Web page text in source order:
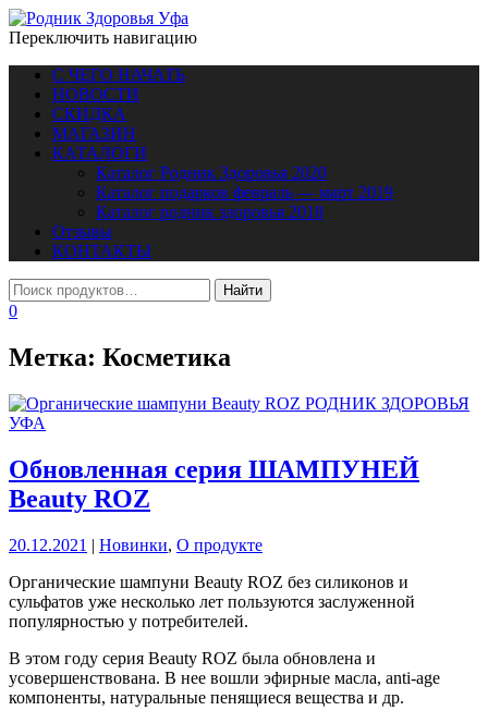
Переключить навигацию
С ЧЕГО НАЧАТЬ
НОВОСТИ
СКИДКА
МАГАЗИН
КАТАЛОГИ
Каталог Родник Здоровья 2020
Каталог подарков февраль — март 2019
Каталог родник здоровья 2018
Отзывы
КОНТАКТЫ
0
Метка: Косметика
Обновленная серия ШАМПУНЕЙ
Beauty ROZ
20.12.2021 | Новинки, О продукте
Органические шампуни Beauty ROZ без силиконов и
сульфатов уже несколько лет пользуются заслуженной
популярностью у потребителей.
В этом году серия Beauty ROZ была обновлена и
усовершенствована. В нее вошли эфирные масла, anti-age
компоненты, натуральные пенящиеся вещества и др.